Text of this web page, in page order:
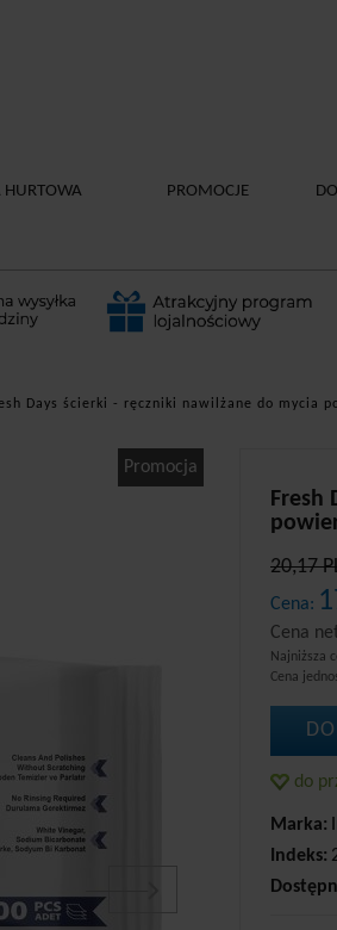
HURTOWA PROMOCJE
Days ścierki - ręczniki nawilżane do mycia
Promocja
Fresh
20,17
Cena:
Cena
Najniższa
Cena
do
Marka:
Indeks: